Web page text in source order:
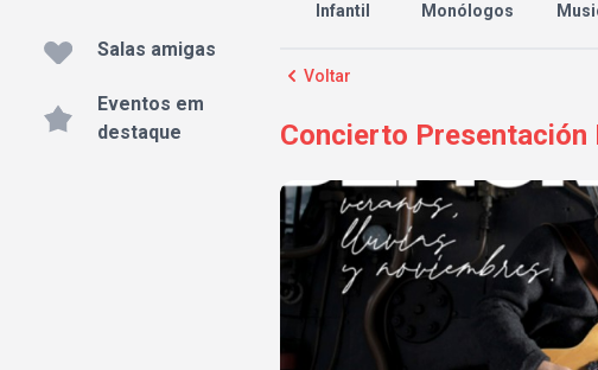
Salas amigas
Eventos em
destaque
Infantil Monólogos
Voltar
Concierto Presentación